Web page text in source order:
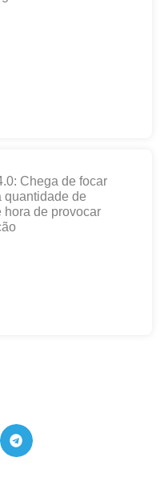
Chega de focar
quantidade de
hora de provocar